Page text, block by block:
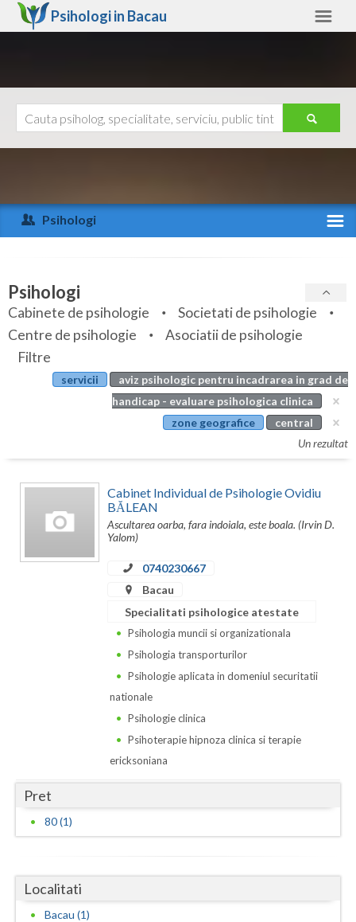
Psihologi in Bacau
Arad
Arges
Bihor
Bistrita-Nasaud
Botosani
Bucuresti
Calarasi
Caras-Severin
Giurgiu
Gorj
Hunedoara
Ialomita
Ajutor
Psihologi
Specialitati
Servicii
Articole
Evenimente
Psihologi
Cabinete de psihologie
Societati de psihologie
Centre de psihologie
Asociatii de psihologie
Filtre
servicii
aviz psihologic pentru incadrarea in grad de
handicap - evaluare psihologica clinica
zone geografice
central
Un rezultat
Cabinet Individual de Psihologie Ovidiu
BĂLEAN
Ascultarea oarba, fara indoiala, este boala. (Irvin D.
Yalom)
0740230667
Bacau
Specialitati psihologice atestate
Psihologia muncii si organizationala
Psihologia transporturilor
Psihologie aplicata in domeniul securitatii
nationale
Psihologie clinica
Psihoterapie hipnoza clinica si terapie
ericksoniana
Pret
80 (1)
Localitati
Bacau (1)